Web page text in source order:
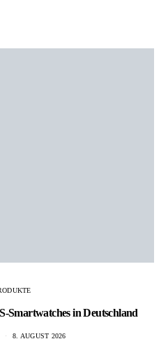
Smartwatches in Deutschland
8. AUGUST 2026